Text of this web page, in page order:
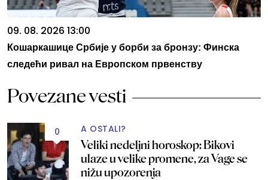
09. 08. 2026 13:00
Кошаркашице Србије у борби за бронзу: Финска
следећи ривал на Европском првенству
Povezane vesti
0 A OSTALI?
Veliki nedeljni horoskop: Bikovi
ulaze u velike promene, za Vage se
nižu upozorenja